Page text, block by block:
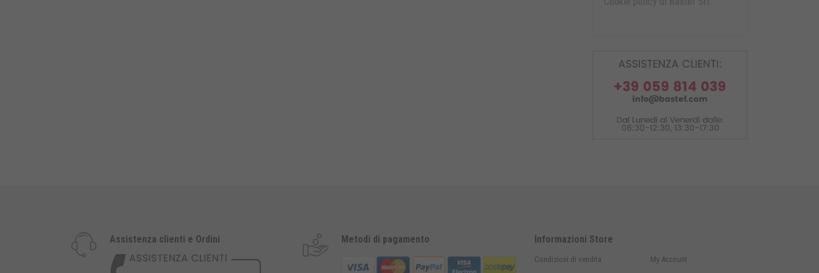
Assistenza clienti e Ordini Metodi di pagamento Informazioni Store
Condizioni di vendita My Account